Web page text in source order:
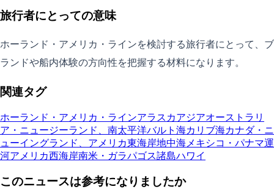
旅行者にとっての意味
ホーランド・アメリカ・ラインを検討する旅行者にとって、ブ
ランドや船内体験の方向性を把握する材料になります。
関連タグ
ホーランド・アメリカ・ラインアラスカアジアオーストラリ
ア・ニュージーランド、南太平洋バルト海カリブ海カナダ・ニ
ューイングランド、アメリカ東海岸地中海 メキシコ・パナマ運
河アメリカ西海岸南米・ガラパゴス諸島ハワイ
このニュースは参考になりましたか